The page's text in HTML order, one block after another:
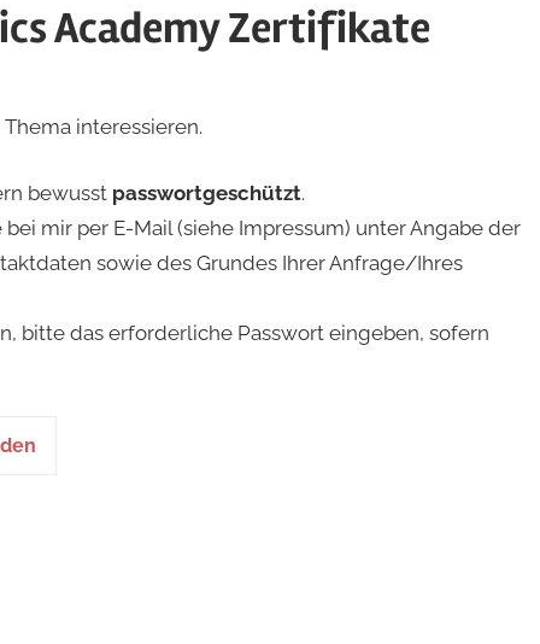
Academy Zertifikate
interessieren.
bewusst passwortgeschützt.
mir per E-Mail (siehe Impressum) unter Angabe der
sowie des Grundes Ihrer Anfrage/Ihres
bitte das erforderliche Passwort eingeben, sofern